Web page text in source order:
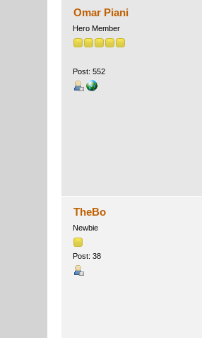
Omar Piani
Hero Member
Post: 552
TheBo
Newbie
Post: 38